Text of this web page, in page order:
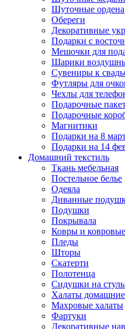
Шуточные ордена
Обереги
Декоративные
Подарки с
Мешочки для
Шарики
Сувениры к
Футляры для
Чехлы для
Подарочные
Подарочные
Магнитики
Подарки на 8
Подарки на 14
Домашний текстиль
Ткань мебельная
Постельное белье
Одеяла
Диванные
Подушки
Покрывала
Ковры и
Пледы
Шторы
Скатерти
Полотенца
Сидушки на
Халаты домашние
Махровые халаты
Фартуки
Декоративные